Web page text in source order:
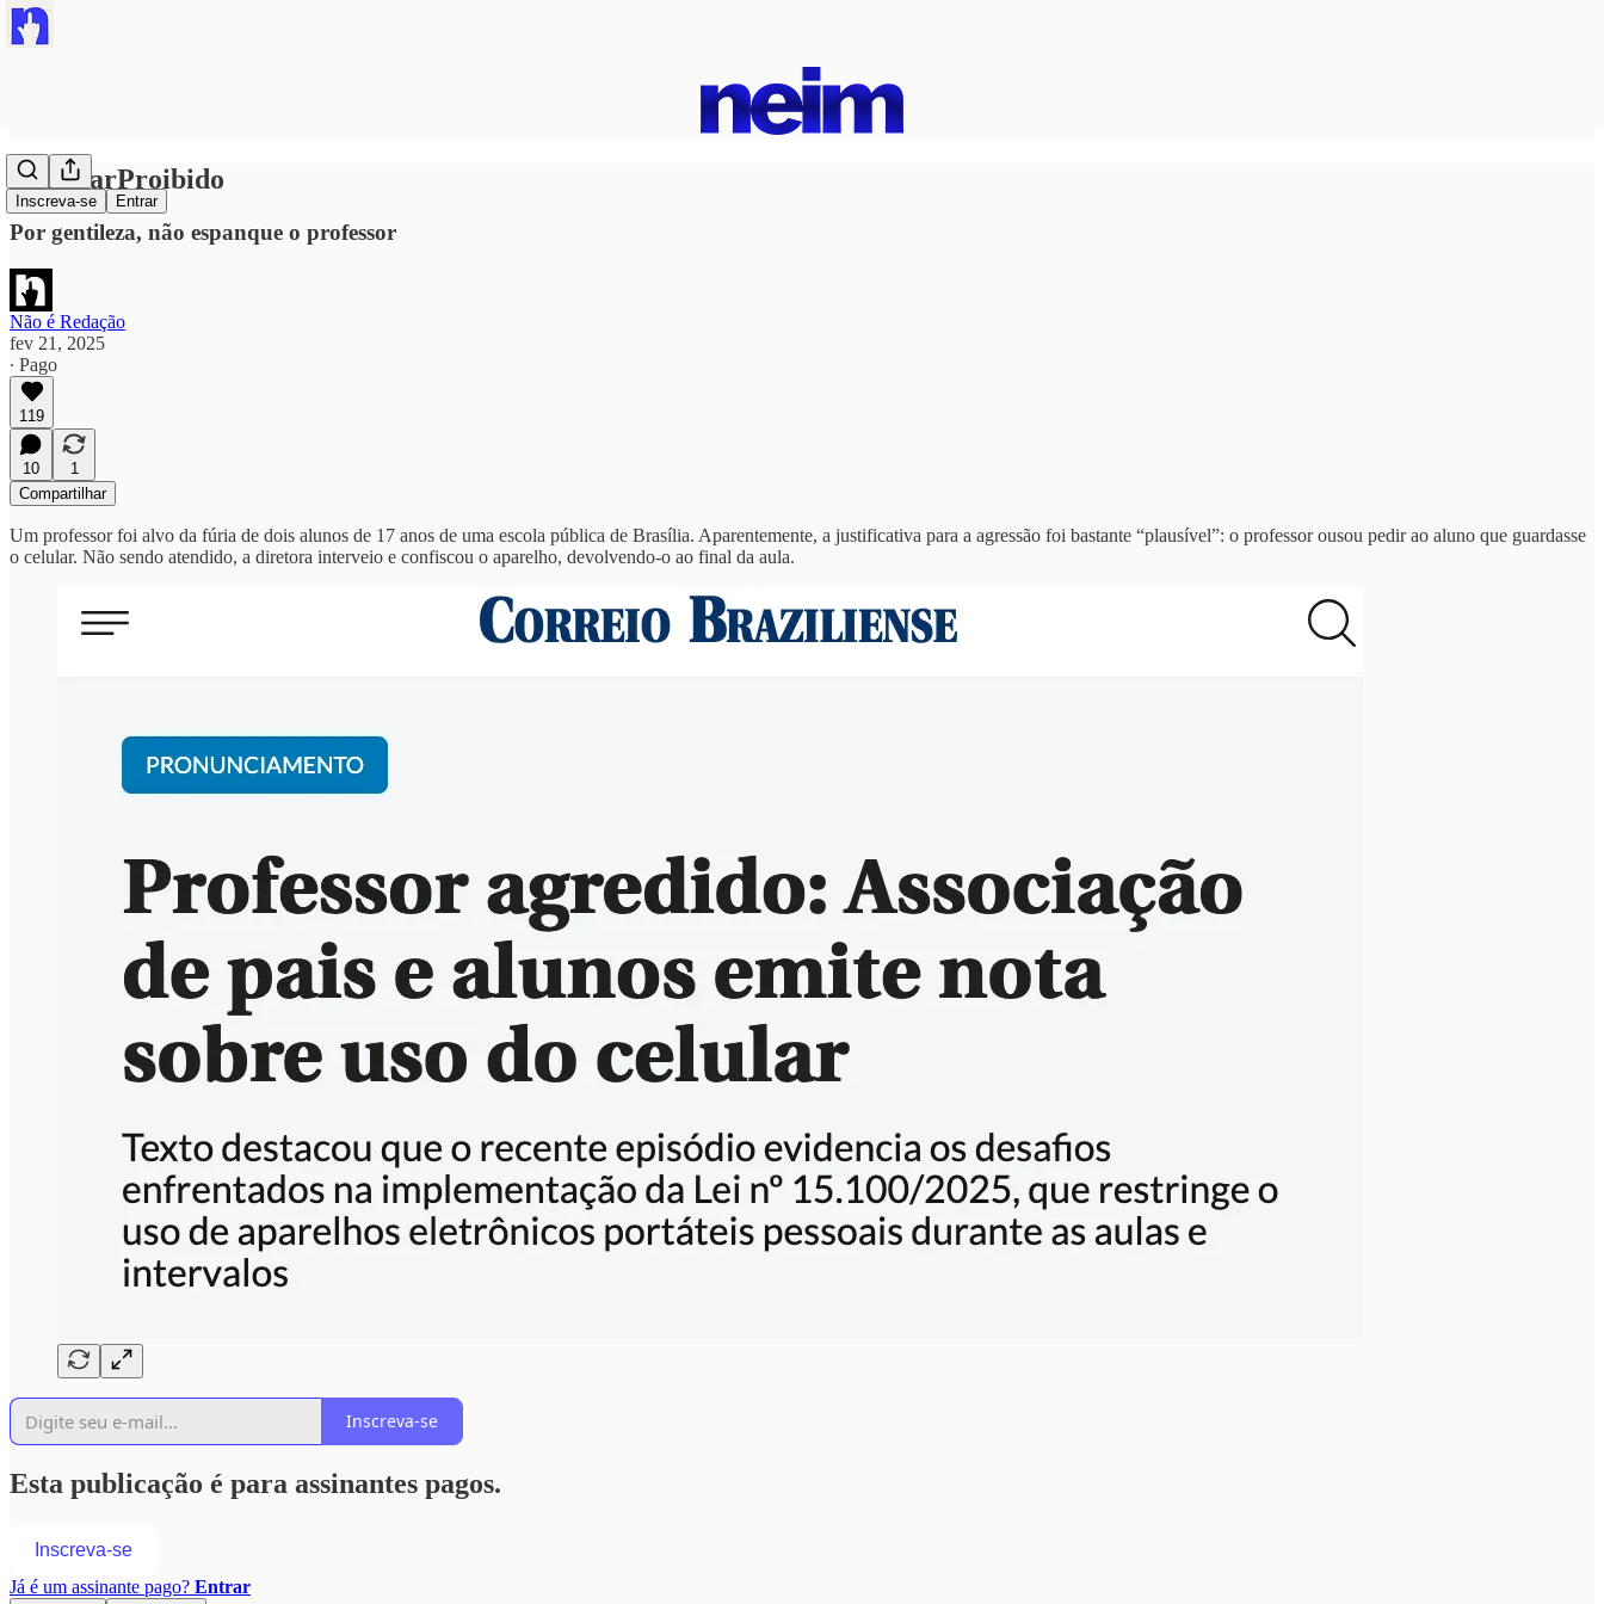
Inscreva-se Entrar
#CelularProibido
Por gentileza, não espanque o professor
Não é Redação
fev 21, 2025
∙ Pago
119
10
1
Compartilhar
Um professor foi alvo da fúria de dois alunos de 17 anos de uma escola pública de Brasília. Aparentemente, a justificativa para a agressão foi bastante “plausível”: o professor ousou pedir ao aluno que guardasse
o celular. Não sendo atendido, a diretora interveio e confiscou o aparelho, devolvendo-o ao final da aula.
Inscreva-se
Esta publicação é para assinantes pagos.
Inscreva-se
Já é um assinante pago? Entrar